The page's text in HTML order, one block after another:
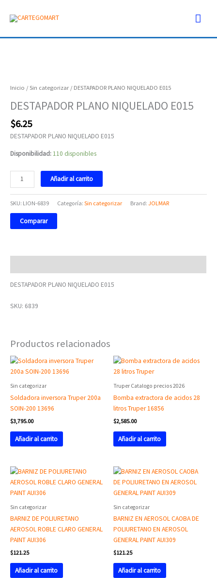
Inicio /Sin categorizar / DESTAPADOR PLANO NIQUELADO E015
DESTAPADOR PLANO NIQUELADO E015
$6.25
DESTAPADOR PLANO NIQUELADO E015
Disponibilidad:110 disponibles
NIQUELADO
cantidad
Añadir al carrito
SKU: LION-6839 Categoría:Sin categorizar Brand:JOLMAR
Comparar
DESTAPADOR PLANO NIQUELADO E015
SKU: 6839
Productos relacionados
Sin categorizar
Soldadora inversora Truper 200a
SOIN-200 13696
$3,795.00
Añadir al carrito
Truper Catalogo precios 2026
Bomba extractora de acidos 28
litros Truper 16856
$2,585.00
Añadir al carrito
Sin categorizar
BARNIZ DE POLIURETANO
AEROSOL ROBLE CLARO GENERAL
PAINT AUI306
$121.25
Añadir al carrito
Sin categorizar
BARNIZ EN AEROSOL CAOBA DE
POLIURETANO EN AEROSOL
GENERAL PAINT AUI309
$121.25
Añadir al carrito